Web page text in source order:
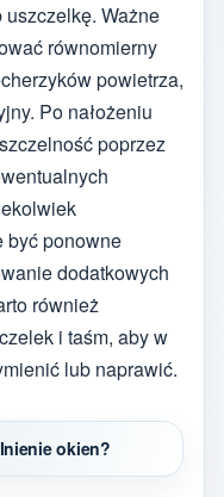
Ważne
równomierny
powietrza,
Po nałożeniu
poprzez
być ponowne
dodatkowych
również
i taśm, aby w
lub naprawić.
okien?